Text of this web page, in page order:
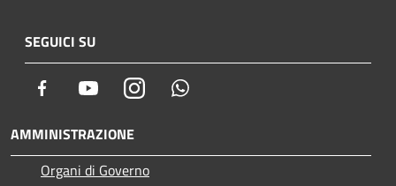
SEGUICI SU
Facebook YoutubeInstagram
AMMINISTRAZIONE
Organi di Governo